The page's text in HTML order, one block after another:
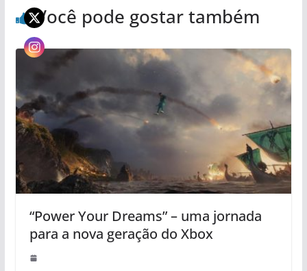
Você pode gostar também
“Power Your Dreams” – uma jornada
para a nova geração do Xbox